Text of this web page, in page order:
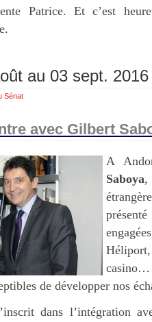
Patrice. Et c’est
au 03 sept. 2016
Sénat
avec Gilbert
A
Saboya,
de développer nos
dans l’intégration